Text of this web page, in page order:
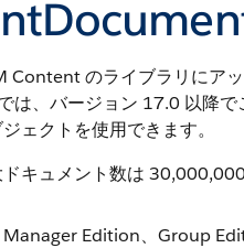
Content のライブラリにア
は、バージョン 17.0 以降で
ェクトを使用できます。
キュメント数は
Edition、Group